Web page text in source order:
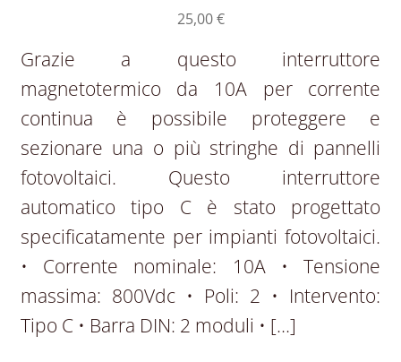
25,00€
Grazie a questo interruttore
magnetotermico da 10A per corrente
continua è possibile proteggere e
sezionare una o più stringhe di pannelli
fotovoltaici. Questo interruttore
automatico tipo C è stato progettato
specificatamente per impianti fotovoltaici.
• Corrente nominale: 10A • Tensione
massima: 800Vdc • Poli: 2 • Intervento:
Tipo C • Barra DIN: 2 moduli • […]